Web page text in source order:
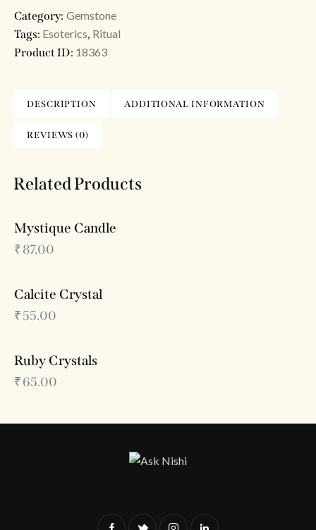
Category: Gemstone
Tags: Esoterics, Ritual
Product ID: 18363
DESCRIPTION ADDITIONAL INFORMATION
REVIEWS (0)
Related Products
Mystique Candle
₹87.00
Calcite Crystal
₹55.00
Ruby Crystals
₹65.00